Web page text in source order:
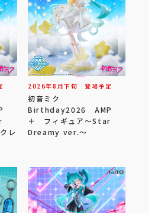
レ
2026年8 月下旬 登場予定
初音ミク
Birthday2026 AMP
＋ フィギュア～Star
Dreamy ver.～